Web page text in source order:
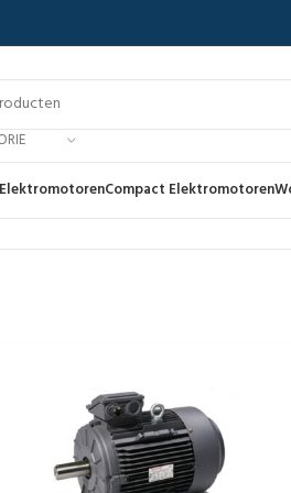
Compact Elektromotoren